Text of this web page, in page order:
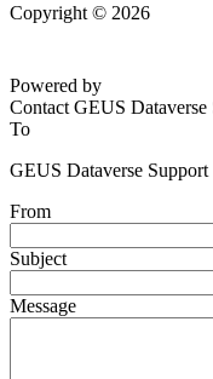
Copyright © 2026
Powered by
Contact GEUS Dataverse
To
GEUS Dataverse Support
From
Subject
Message